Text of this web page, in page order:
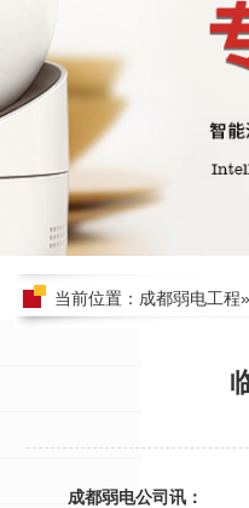
当前位置： 成都弱电工程»
成都弱电公司讯：